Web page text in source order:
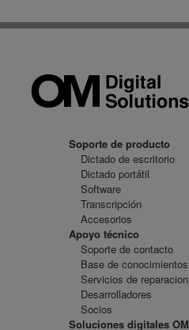
Soporte de producto
Dictado de escritorio
Dictado portátil
Software
Transcripción
Accesorios
Apoyo técnico
Soporte de contacto
Base de conocimientos
Servicios de reparacion
Desarrolladores
Socios
Soluciones digitales OM